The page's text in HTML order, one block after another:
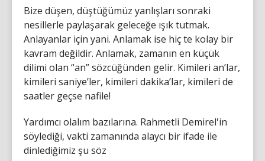
Bize düşen, düştüğümüz yanlışları sonraki
nesillerle paylaşarak geleceğe ışık tutmak.
Anlayanlar için yani. Anlamak ise hiç te kolay bir
kavram değildir. Anlamak, zamanın en küçük
dilimi olan “an” sözcüğünden gelir. Kimileri an’lar,
kimileri saniye’ler, kimileri dakika’lar, kimileri de
saatler geçse nafile!
Yardımcı olalım bazılarına. Rahmetli Demirel'in
söylediği, vakti zamanında alaycı bir ifade ile
dinlediğimiz şu söz